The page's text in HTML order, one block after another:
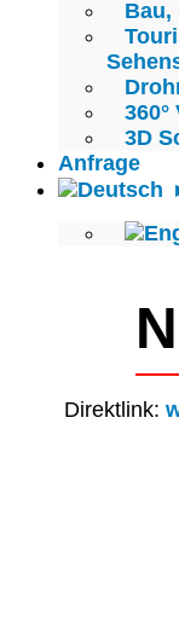
Bau,
360°
3D
Anfrage
Direktlink: